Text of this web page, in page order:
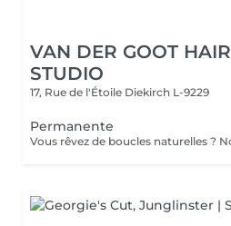
VAN DER GOOT HAIR
STUDIO
17, Rue de l'Étoile Diekirch L-9229
Permanente